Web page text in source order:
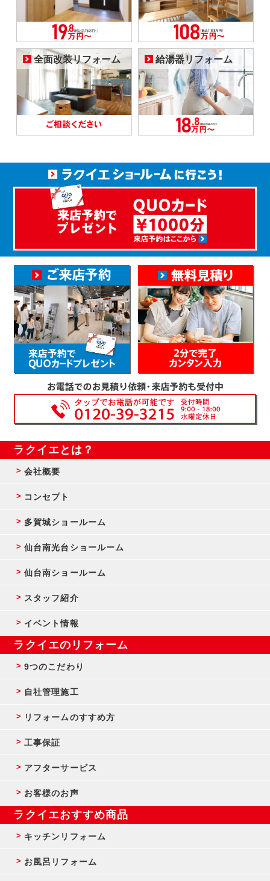
全面改装リフォーム 給湯器リフォーム
ラクイエとは？
会社概要
コンセプト
多賀城ショールーム
仙台南光台ショールーム
仙台南ショールーム
スタッフ紹介
イベント情報
ラクイエのリフォーム
9つのこだわり
自社管理施工
リフォームのすすめ方
工事保証
アフターサービス
お客様のお声
ラクイエおすすめ商品
キッチンリフォーム
お風呂リフォーム